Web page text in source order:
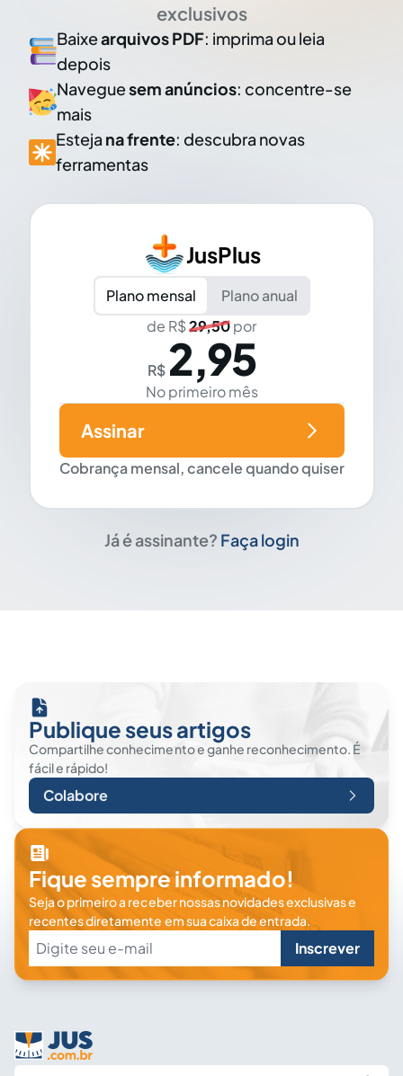
exclusivos
Baixearquivos PDF: imprima ou leia
depois
Naveguesem anúncios: concentre-se
mais
Esteja na frente: descubra novas
ferramentas
JusPlus
Plano mensal
Plano anual
de R$29,50por
R$ 2,95
No primeiro mês
Cobrança mensal, cancele quando quiser
Assinar
Já é assinante? Faça login
Publique seus artigos
Compartilhe conhecimento e ganhe reconhecimento. É
fácil e rápido!
Colabore
Fique sempre informado!
Seja o primeiro a receber nossas novidades exclusivas e
recentes diretamente em sua caixa de entrada.
Inscrever